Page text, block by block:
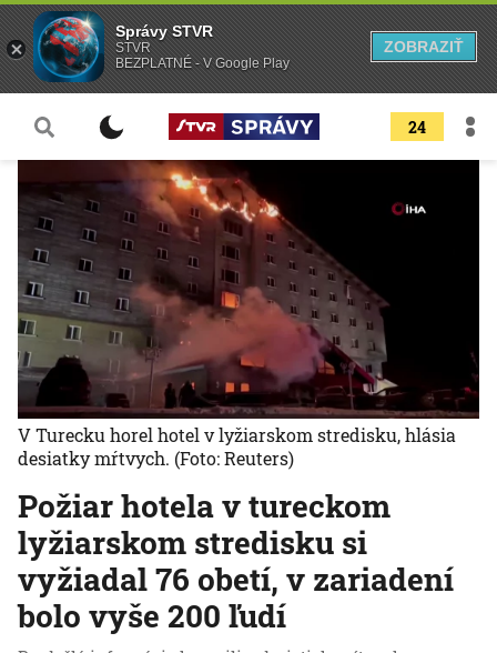
24
Požiar hotela v tureckom
lyžiarskom stredisku si
vyžiadal 76 obetí, v zariadení
bolo vyše 200 ľudí
V Turecku horel hotel v lyžiarskom stredisku, hlásia
desiatky mŕtvych. (Foto: Reuters)
Správy STVR
STVR
BEZPLATNÉ - V Google Play
ZOBRAZIŤ